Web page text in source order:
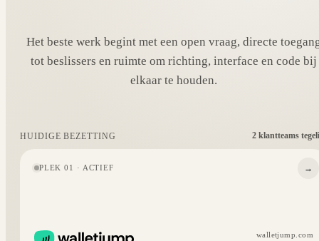
Het beste werk begint met een open vraag, directe
tot beslissers en ruimte om richting, interface en code bij
elkaar te houden.
HUIDIGE BEZETTING 2 klantteams
PLEK 01 · ACTIEF
walletjump.com
→